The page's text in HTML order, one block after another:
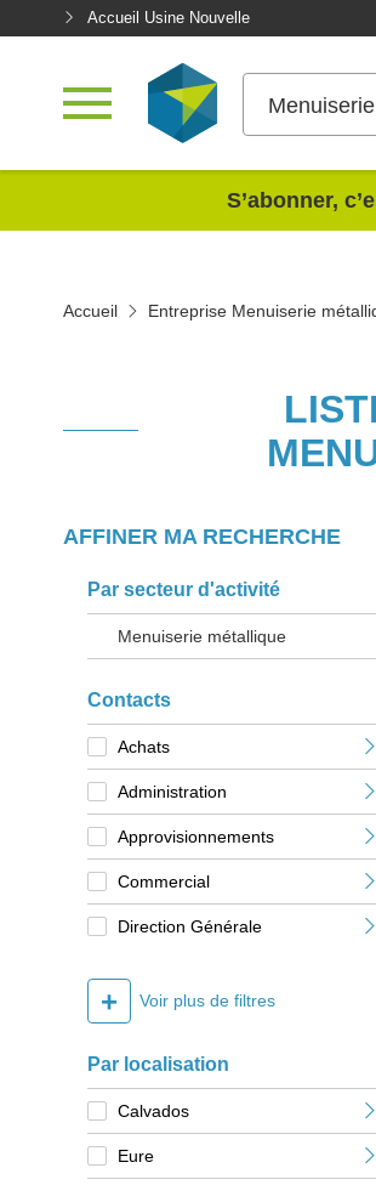
Accueil Usine Nouvelle
S’abonner,
Accueil Entreprise Menuiserie
AFFINER MA RECHERCHE
Par secteur d'activité
Menuiserie métallique
Contacts
Achats
Administration
Approvisionnements
Commercial
Direction Générale
+ Voir plus de filtres
Par localisation
Calvados
Eure